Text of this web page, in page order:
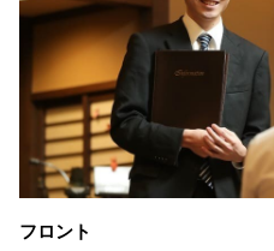
フロント